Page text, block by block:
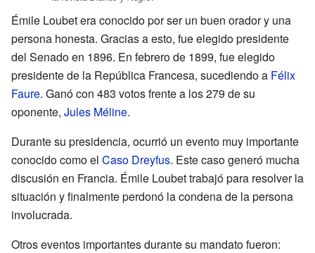
Émile Loubet era conocido por ser un buen orador y una
persona honesta. Gracias a esto, fue elegido presidente
del Senado en 1896. En febrero de 1899, fue elegido
presidente de la República Francesa, sucediendo a Félix
Faure. Ganó con 483 votos frente a los 279 de su
oponente, Jules Méline.
Durante su presidencia, ocurrió un evento muy importante
conocido como el Caso Dreyfus. Este caso generó mucha
discusión en Francia. Émile Loubet trabajó para resolver la
situación y finalmente perdonó la condena de la persona
involucrada.
Otros eventos importantes durante su mandato fueron: